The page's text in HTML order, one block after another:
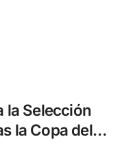
la Selección
la Copa del